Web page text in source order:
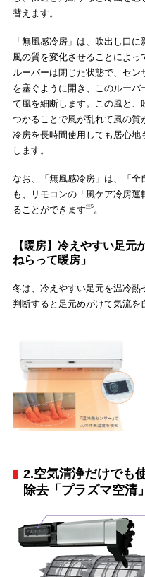
替えます。
「無風感冷房」は、吹出し口
風の質を変化させることによ
ルーバーは閉じた状態で、セ
を塞ぐように開き、このルー
て風を細断します。この風と
つかることで風が乱れて風の質
冷房を長時間使用しても居心
します。
なお、「無風感冷房」は、「
も、リモコンの「風ケア冷房運
ることができます注5。
【暖房】冷えやすい足元
ねらって暖房」
冬は、冷えやすい足元を温冷熱
判断すると足元めがけて気流を
2.空気清浄だけでも
除去「プラズマ空清」